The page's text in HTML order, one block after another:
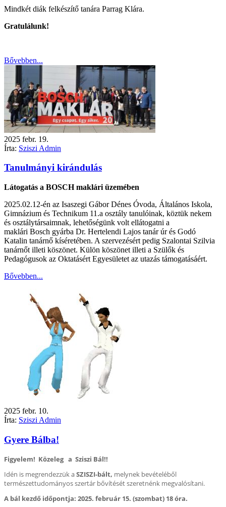
Mindkét diák felkészítő tanára Parrag Klára.
Gratulálunk!
Bővebben...
2025 febr. 19.
Írta: Sziszi Admin
Tanulmányi kirándulás
Látogatás a BOSCH maklári üzemében
2025.02.12-én az Isaszegi Gábor Dénes Óvoda, Általános Iskola,
Gimnázium és Technikum 11.a osztály tanulóinak, köztük nekem
és osztálytársaimnak, lehetőségünk volt ellátogatni a
maklári Bosch gyárba Dr. Hertelendi Lajos tanár úr és Godó
Katalin tanárnő kíséretében. A szervezésért pedig Szalontai Szilvia
tanárnőt illeti köszönet. Külön köszönet illeti a Szülők és
Pedagógusok az Oktatásért Egyesületet az utazás támogatásáért.
Bővebben...
2025 febr. 10.
Írta: Sziszi Admin
Gyere Bálba!
Figyelem! Közeleg a Sziszi Bál!!
Idén is megrendezzük aSZISZI-bált, melynek bevételéből
természettudományos szertár bővítését szeretnénk megvalósítani.
A bál kezdő időpontja: 2025. február 15. (szombat) 18 óra.